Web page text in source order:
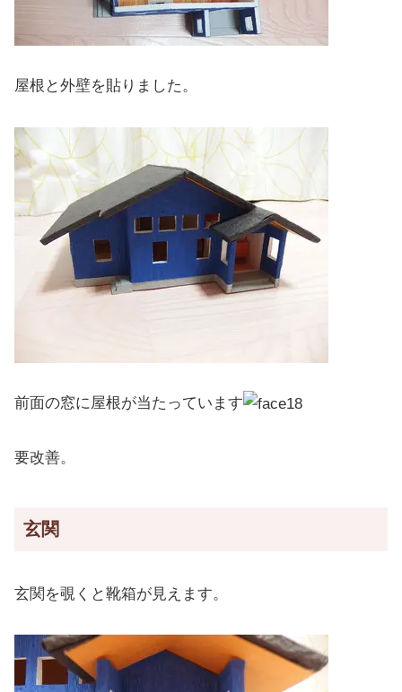
屋根と外壁を貼りました。
前面の窓に屋根が当たっています
要改善。
玄関
玄関を覗くと靴箱が見えます。